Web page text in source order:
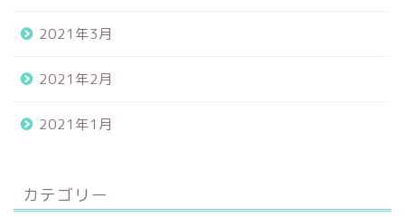
2021年3月
2021年2月
2021年1月
カテゴリー